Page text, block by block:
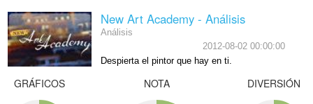
New Art Academy - Análisis
Análisis
2012-08-02 00:00:00
Despierta el pintor que hay en ti.
GRÁFICOS NOTA DIVERSIÓN